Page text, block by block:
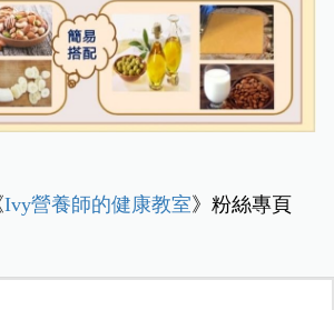
Ivy營養師的健康教室》粉絲專頁